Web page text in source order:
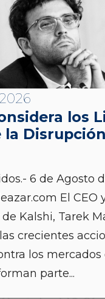
los
la
6 de Agosto
El CEO
Kalshi, Tarek
crecientes
los mercados
parte...